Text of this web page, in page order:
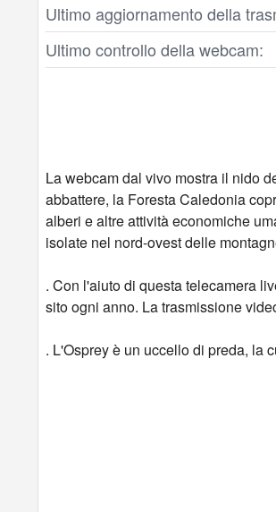
Ultimo aggiornamento della
Ultimo controllo della webcam:
La webcam dal vivo mostra il nido
abbattere, la Foresta Caledonia
alberi e altre attività economiche
isolate nel nord-ovest delle
. Con l'aiuto di questa telecamera
sito ogni anno. La trasmissione
. L'Osprey è un uccello di preda, la